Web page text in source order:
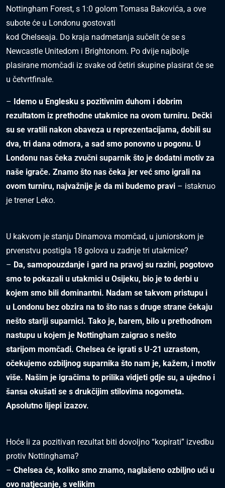
Nottingham Forest, s 1:0 golom Tomasa Bakovića, a ove
subote će u Londonu gostovati
kod Chelseaja. Do kraja nadmetanja sučelit će se s
Newcastle Unitedom i Brightonom. Po dvije najbolje
plasirane momčadi iz svake od četiri skupine plasirat će se
u četvrtfinale.
– Idemo u Englesku s pozitivnim duhom i dobrim
rezultatom iz prethodne utakmice na ovom turniru. Dečki
su se vratili nakon obaveza u reprezentacijama, dobili su
dva, tri dana odmora, a sad smo ponovno u pogonu. U
Londonu nas čeka zvučni suparnik što je dodatni motiv za
naše igrače. Znamo što nas čeka jer već smo igrali na
ovom turniru, najvažnije je da mi budemo pravi – istaknuo
je trener Leko.
U kakvom je stanju Dinamova momčad, u juniorskom je
prvenstvu postigla 18 golova u zadnje tri utakmice?
– Da, samopouzdanje i gard na pravoj su razini, pogotovo
smo to pokazali u utakmici u Osijeku, bio je to derbi u
kojem smo bili dominantni. Nadam se takvom pristupu i
u Londonu bez obzira na to što nas s druge strane čekaju
nešto stariji suparnici. Tako je, barem, bilo u prethodnom
nastupu u kojem je Nottingham zaigrao s nešto
starijom momčadi. Chelsea će igrati s U-21 uzrastom,
očekujemo ozbiljnog suparnika što nam je, kažem, i motiv
više. Našim je igračima to prilika vidjeti gdje su, a ujedno i
šansa okušati se s drukčijim stilovima nogometa.
Apsolutno lijepi izazov.
Hoće li za pozitivan rezultat biti dovoljno “kopirati” izvedbu
protiv Nottinghama?
– Chelsea će, koliko smo znamo, naglašeno ozbiljno ući u
ovo natjecanje, s velikim